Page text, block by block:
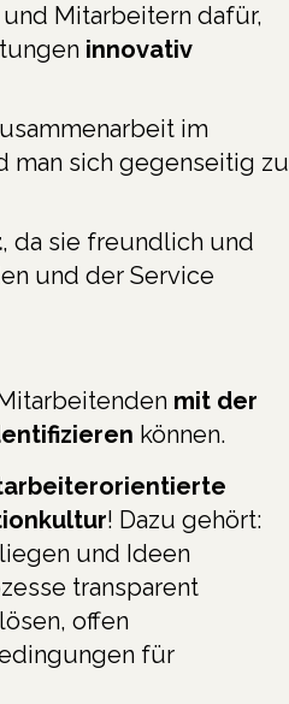
Mitarbeitern dafür,
innovativ
im
man sich gegenseitig zu
, da sie freundlich und
und der Service
mit der
können.
! Dazu gehört:
und Ideen
transparent
offen
für